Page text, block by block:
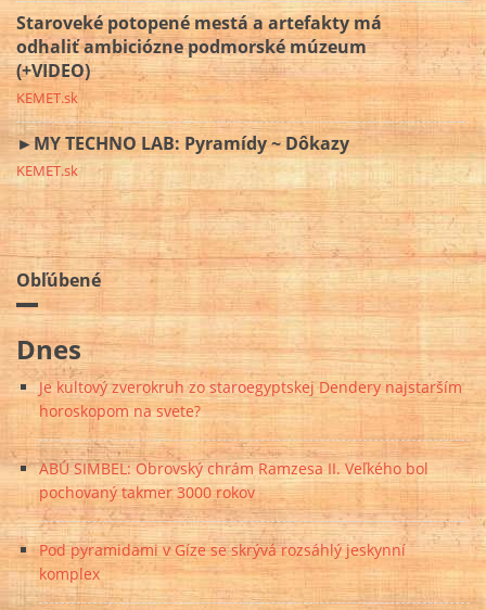
Staroveké potopené mestá a artefakty má
odhaliť ambiciózne podmorské múzeum
(+VIDEO)
KEMET.sk
►MY TECHNO LAB: Pyramídy ~ Dôkazy
KEMET.sk
Obľúbené
Dnes
Je kultový zverokruh zo staroegyptskej Dendery najstarším
horoskopom na svete?
ABÚ SIMBEL: Obrovský chrám Ramzesa II. Veľkého bol
pochovaný takmer 3000 rokov
Pod pyramidami v Gíze se skrývá rozsáhlý jeskynní
komplex